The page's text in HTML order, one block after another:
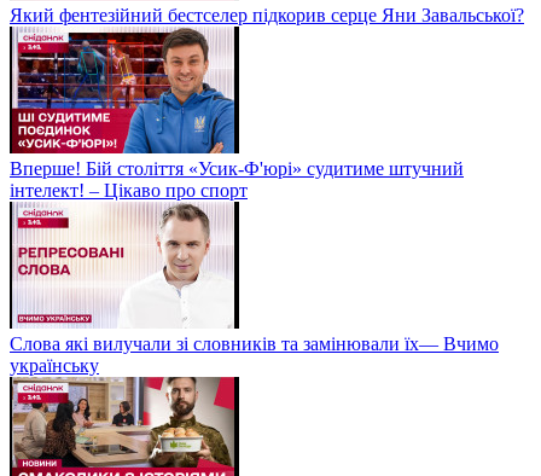
Який фентезійний бестселер підкорив серце Яни Завальської?
Вперше! Бій століття «Усик-Ф'юрі» судитиме штучний
інтелект! – Цікаво про спорт
Слова які вилучали зі словників та замінювали їх— Вчимо
українську